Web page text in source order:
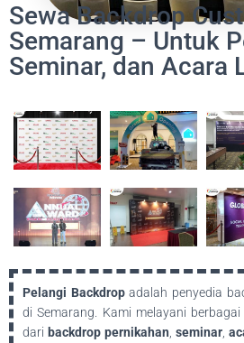
Sewa Backdrop
Semarang – Untuk
Seminar, dan Acara
Pelangi Backdropadalah penyedia
di Semarang. Kami melayani
dari backdrop pernikahan seminar